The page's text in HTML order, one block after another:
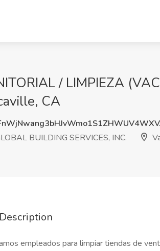
/ LIMPIEZA
CA
BUILDING SERVICES, INC.
empleados para limpiar tiendas de